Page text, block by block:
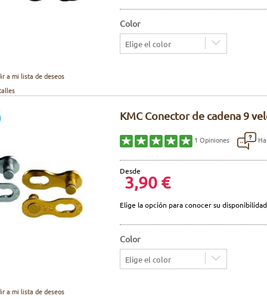
a mi lista de deseos
Color
Elige el color
KMC Conector de cadena 9
1 Opiniones
a mi lista de deseos
Desde
3,90 €
Elige la opción para conocer su disponibilidad
Color
Elige el color